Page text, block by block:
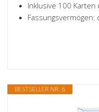
Inklusive 100
Fassungsvermögen:
BESTSELLER NR. 6